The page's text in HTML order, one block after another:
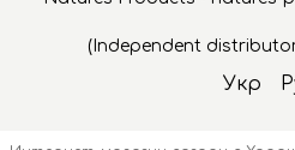
(Independent
Укр